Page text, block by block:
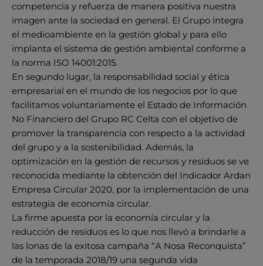
competencia y refuerza de manera positiva nuestra
imagen ante la sociedad en general. El Grupo integra
el medioambiente en la gestión global y para ello
implanta el sistema de gestión ambiental conforme a
la norma ISO 14001:2015.
En segundo lugar, la responsabilidad social y ética
empresarial en el mundo de los negocios por lo que
facilitamos voluntariamente el Estado de Información
No Financiero del Grupo RC Celta con el objetivo de
promover la transparencia con respecto a la actividad
del grupo y a la sostenibilidad. Además, la
optimización en la gestión de recursos y residuos se ve
reconocida mediante la obtención del Indicador Ardan
Empresa Circular 2020, por la implementación de una
estrategia de economía circular.
La firme apuesta por la economía circular y la
reducción de residuos es lo que nos llevó a brindarle a
las lonas de la exitosa campaña “A Nosa Reconquista”
de la temporada 2018/19 una segunda vida